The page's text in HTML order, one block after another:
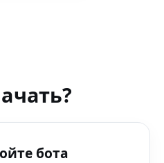
бота